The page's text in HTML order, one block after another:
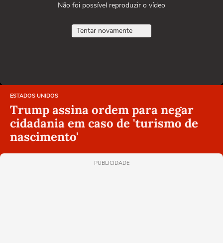
Não foi possível reproduzir o vídeo
Tentar novamente
ESTADOS UNIDOS
Trump assina ordem para negar
cidadania em caso de 'turismo de
nascimento'
PUBLICIDADE